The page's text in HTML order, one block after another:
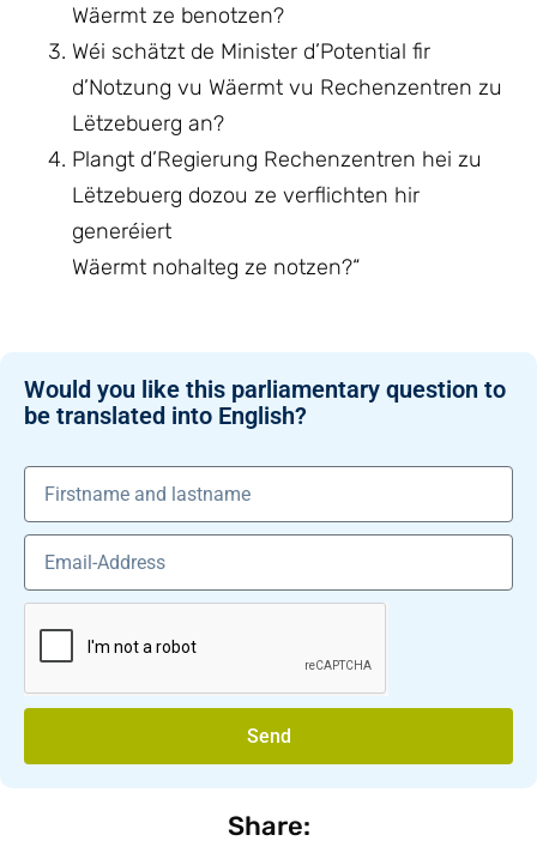
Wäermt ze benotzen?
Wéi schätzt de Minister d’Potential fir
d’Notzung vu Wäermt vu Rechenzentren zu
Lëtzebuerg an?
Plangt d’Regierung Rechenzentren hei zu
Lëtzebuerg dozou ze verflichten hir
generéiert
Wäermt nohalteg ze notzen?“
Would you like this parliamentary question to
be translated into English?
Send
Share: